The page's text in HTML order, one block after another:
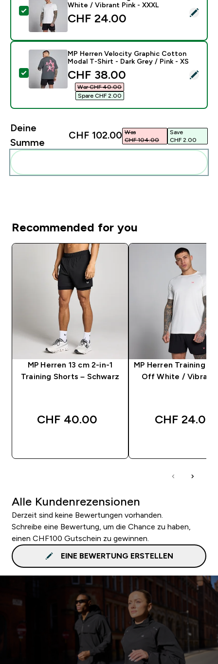
Dieses Produkt ausw�hlen - MP Herren Training T-
White / Vibrant Pink - XXXL
CHF 24.00‎
Dieses Produkt ausw�hlen - MP Herren Velocity
MP Herren Velocity Graphic Cotton
Modal T-Shirt - Dark Grey / Pink - XS
discounted price
CHF 38.00‎
War CHF 40.00‎
Spare CHF 2.00‎
Deine
Summe
CHF 102.00‎ Was
CHF 104.00‎
Save
CHF 2.00‎
Recommended for you
MP Herren 13 cm 2-in-1
Training Shorts – Schwarz
CHF 40.00‎
MP Herren Training
Off White / Vibrant
CHF 24.00‎
Alle Kundenrezensionen
Derzeit sind keine Bewertungen vorhanden.
Schreibe eine Bewertung, um die Chance zu haben,
einen CHF100 Gutschein zu gewinnen.
EINE BEWERTUNG ERSTELLEN